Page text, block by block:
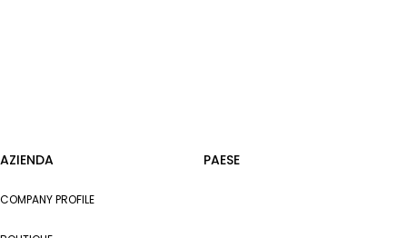
AZIENDA
COMPANY PROFILE
PAESE